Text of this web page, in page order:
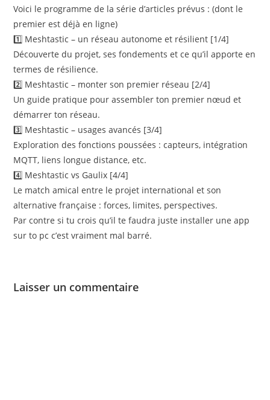
Voici le programme de la série d’articles prévus : (dont le
premier est déjà en ligne)
1️⃣ Meshtastic – un réseau autonome et résilient [1/4]
Découverte du projet, ses fondements et ce qu’il apporte en
termes de résilience.
2️⃣ Meshtastic – monter son premier réseau [2/4]
Un guide pratique pour assembler ton premier nœud et
démarrer ton réseau.
3️⃣ Meshtastic – usages avancés [3/4]
Exploration des fonctions poussées : capteurs, intégration
MQTT, liens longue distance, etc.
4️⃣ Meshtastic vs Gaulix [4/4]
Le match amical entre le projet international et son
alternative française : forces, limites, perspectives.
Par contre si tu crois qu’il te faudra juste installer une app
sur to pc c’est vraiment mal barré.
Laisser un commentaire